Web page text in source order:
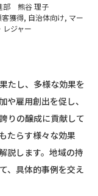
部 熊谷 理子
客獲得 自治体向け マー
レジャー
たし、多様な効果を
や雇用創出を促し、
りの醸成に貢献して
たらす様々な効果
説します。地域の持
、具体的事例を交え